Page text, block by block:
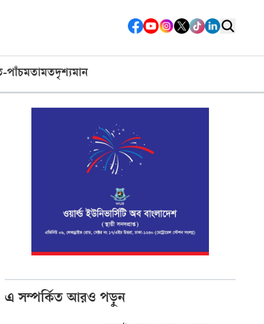
পাঁচমতামতদৃশ্যমান
এ সম্পর্কিত আরও পড়ুন